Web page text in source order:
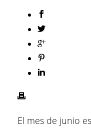
El mes de junio